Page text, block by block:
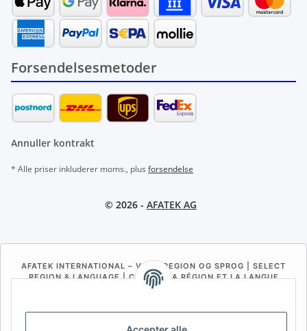
Forsendelsesmetoder
Annuller kontrakt
* Alle priser inkluderer moms., plus forsendelse
© 2026 - AFATEK AG
AFATEK INTERNATIONAL – VÆLG REGION OG SPROG | SELECT
REGION & LANGUAGE | CHOISIR LA RÉGION ET LA LANGUE
BE (NL) BE (FR)